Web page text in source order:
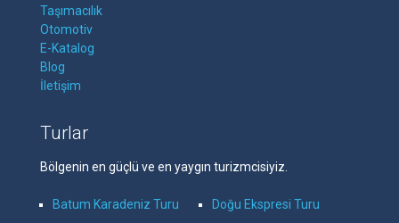
Taşımacılık
Otomotiv
E-Katalog
Blog
İletişim
Turlar
Bölgenin en güçlü ve en yaygın turizmcisiyiz.
Batum Karadeniz Turu
Doğu Ekspresi Turu